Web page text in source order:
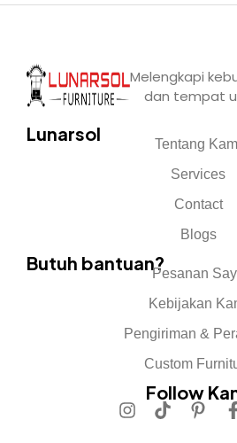
Melengkapi
dan tempat
Lunarsol
Tentang
Services
Contact
Blogs
Butuh bantuan?Pesanan
Kebijakan
Pengiriman &
Custom
Follow